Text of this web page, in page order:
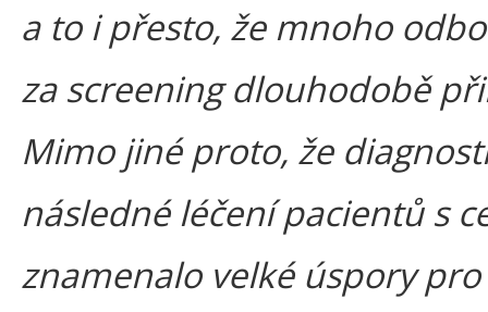
a to i přesto, že mnoho
za screening dlouhodobě
Mimo jiné proto, že
následné léčení pacientů s
znamenalo velké úspory pro